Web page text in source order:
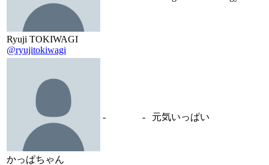
Ryuji TOKIWAGI
@ryujitokiwagi
かっぱちゃん
- - 元気いっぱい